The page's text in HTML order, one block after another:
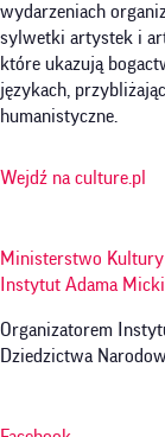
wydarzeniach
sylwetki artystek i
które ukazują
językach,
humanistyczne.
Wejdź na culture.pl
Ministerstwo
Instytut Adama
Organizatorem
Dziedzictwa